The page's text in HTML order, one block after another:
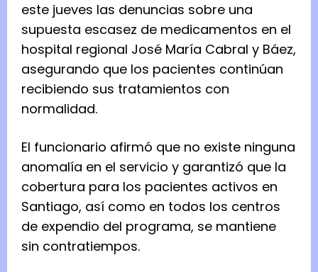
este jueves las denuncias sobre una
supuesta escasez de medicamentos en el
hospital regional José María Cabral y Báez,
asegurando que los pacientes continúan
recibiendo sus tratamientos con
normalidad.
El funcionario afirmó que no existe ninguna
anomalía en el servicio y garantizó que la
cobertura para los pacientes activos en
Santiago, así como en todos los centros
de expendio del programa, se mantiene
sin contratiempos.